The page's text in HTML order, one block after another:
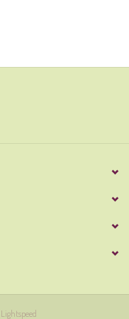
Lightspeed